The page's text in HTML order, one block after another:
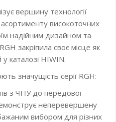
вершину технології
асортименту високоточних
надійним дизайном та
закріпила своє місце як
каталозі HIWIN.
значущість серії RGH:
з ЧПУ до передової
неперевершену
вибором для різних